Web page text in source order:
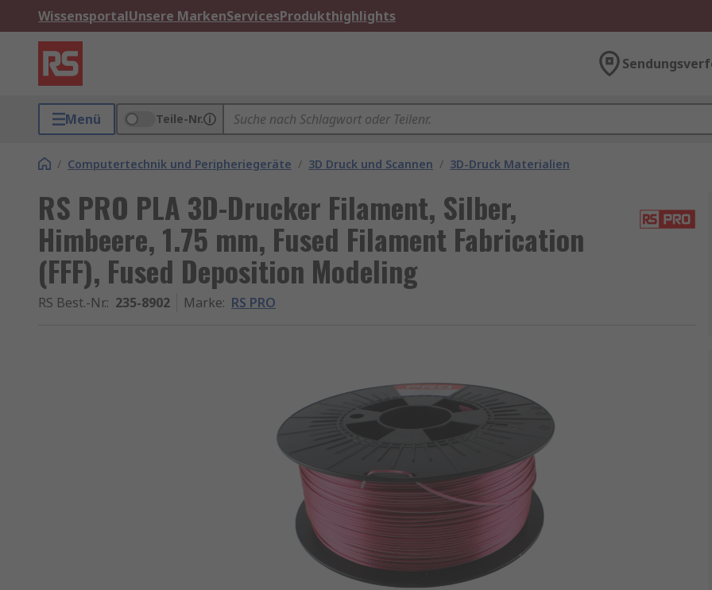
WissensportalUnsere MarkenServicesProdukthighlights
Menü Teile-Nr.
/ Computertechnik und Peripheriegeräte / 3D Druck und Scannen / 3D-Druck Materialien
RS PRO PLA 3D-Drucker Filament, Silber,
Himbeere, 1.75 mm, Fused Filament Fabrication
(FFF), Fused Deposition Modeling
RS Best.-Nr.: 235-8902 Marke: RS PRO